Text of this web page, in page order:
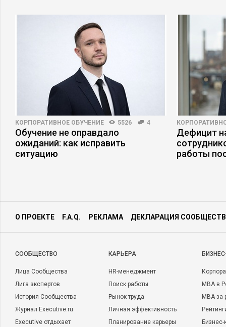
Пять аргументов, почему вам
нужны вебинары Executive.ru
«Перейти»
интернете?
КОРПОРАТИВНОЕ ОБУЧЕНИЕ 5526 4
Обучение не оправдало
ожиданий: как исправить
ситуацию
Дефицит
работы
О ПРОЕКТЕ F.A.Q. РЕКЛАМА ДЕКЛАРАЦИЯ
CООБЩЕСТВО
Лица Сообщества
Лига экспертов
История Сообщества
Журнал Executive.ru
Executive отдыхает
КАРЬЕРА
HR-менеджмент
Поиск работы
Рынок труда
Личная эффективность
Планирование карьеры
MBA в
MBA
Бизнес-